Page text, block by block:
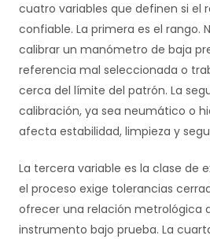
cuatro variables que definen si el
confiable. La primera es el rango.
calibrar un manómetro de baja
referencia mal seleccionada o
cerca del límite del patrón. La
calibración, ya sea neumático o
afecta estabilidad, limpieza y
La tercera variable es la clase de
el proceso exige tolerancias
ofrecer una relación metrológica
instrumento bajo prueba. La